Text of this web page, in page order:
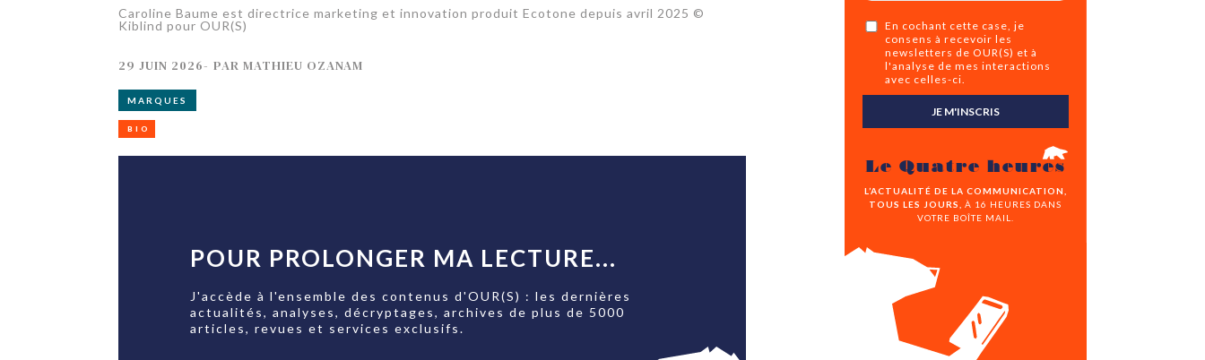
Caroline Baume est directrice marketing et innovation produit Ecotone depuis avril 2025 ©
Kiblind pour OUR(S)
29 JUIN 2026- PARMATHIEU OZANAM
MARQUES
BIO
POUR PROLONGER MA LECTURE...
J'accède à l'ensemble des contenus d'OUR(S) : les dernières
actualités, analyses, décryptages, archives de plus de 5000
articles, revues et services exclusifs.
En cochant cette case, je
consens à recevoir les
newsletters de OUR(S) et à
l'analyse de mes interactions
avec celles-ci.
JE M'INSCRIS
Le Quatre heures
L’ACTUALITÉ DE LA COMMUNICATION,
TOUS LES JOURS,
À 16 HEURES DANS
VOTRE BOÎTE MAIL.